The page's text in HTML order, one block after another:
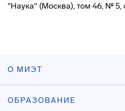
"Наука" (Москва), том 46, № 5,
О МИЭТ
ОБРАЗОВАНИЕ